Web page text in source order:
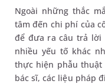
Ngoài những thắc
tâm đến chi phí của
để đưa ra câu trả lời
nhiều yếu tố khác
thực hiện phẫu thuật
bác sĩ, các liệu pháp